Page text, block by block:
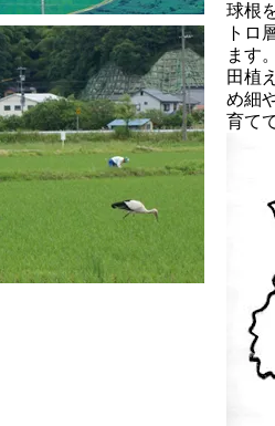
球根
トロ
ます。
田植
め細
育て